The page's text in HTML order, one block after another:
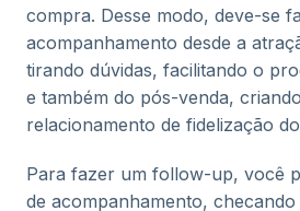
compra. Desse modo, deve-se
acompanhamento desde a
tirando dúvidas, facilitando o
e também do pós-venda,
relacionamento de fidelização
Para fazer um follow-up, você
de acompanhamento,